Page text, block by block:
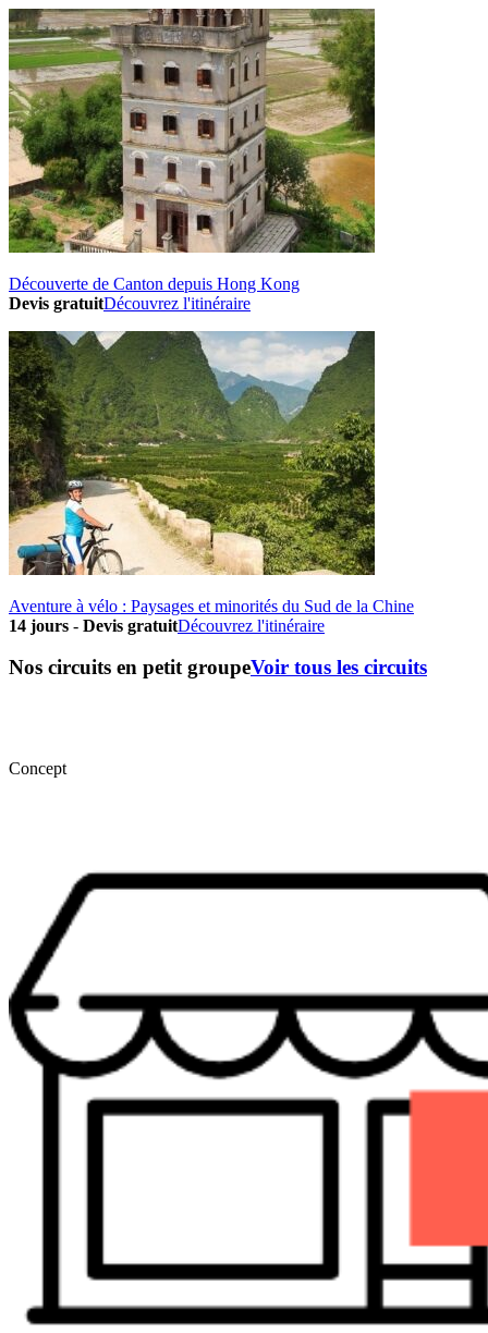
Découverte de Canton depuis Hong Kong
Devis gratuitDécouvrez l'itinéraire
Aventure à vélo : Paysages et minorités du Sud de la Chine
14 jours - Devis gratuitDécouvrez l'itinéraire
Nos circuits en petit groupeVoir tous les circuits
Concept